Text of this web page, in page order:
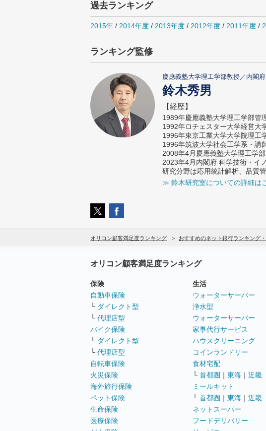
過去ランキング
2015年 / 2014年度 / 2013年度 / 2012年度 / 2011年度 /
ランキング監修
慶應義塾大学理工学部教授／内閣
鈴木秀男
【経歴】
1989年慶應義塾大学理工学部管
1992年ロチェスター大学経営大
1996年東京工業大学大学院理工
1996年筑波大学社会工学系・講
2008年4月慶應義塾大学理工学
2023年4月内閣府 科学技術・イ
研究分野は応用統計解析、品質
≫ 鈴木研究室についての詳細は
オリコン顧客満足度ランキング おすすめのネット銀行ランキング
オリコン顧客満足度ランキング
保険
自動車保険
└ ダイレクト型
└ 代理店型
バイク保険
└ ダイレクト型
└ 代理店型
自転車保険
火災保険
海外旅行保険
ペット保険
生命保険
医療保険
生活
ウォーターサーバー
浄水型
ウォーターサーバー
家事代行サービス
ハウスクリーニング
コインランドリー
食材宅配
└ 首都圏 ｜ 東海 ｜ 近畿
ミールキット
└ 首都圏 ｜ 東海 ｜ 近畿
ネットスーパー
フードデリバリー